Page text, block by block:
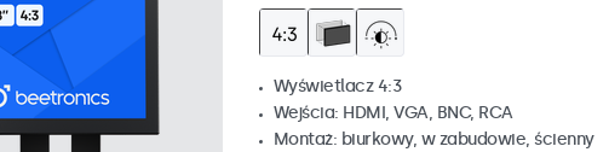
Wyświetlacz 4:3
Wejścia: HDMI, VGA, BNC, RCA
Montaż: biurkowy, w zabudowie, ścienny